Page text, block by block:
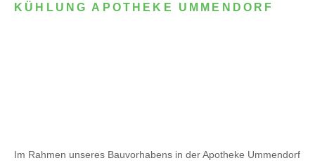
KÜHLUNG APOTHEKE UMMENDORF
Im Rahmen unseres Bauvorhabens in der Apotheke Ummendorf